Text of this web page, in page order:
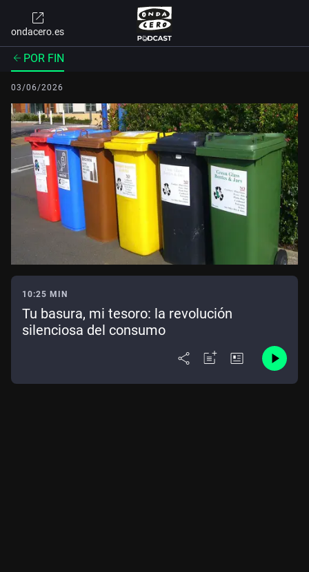
ondacero.es
POR FIN
03/06/2026
10:25 MIN
Tu basura, mi tesoro: la revolución
silenciosa del consumo